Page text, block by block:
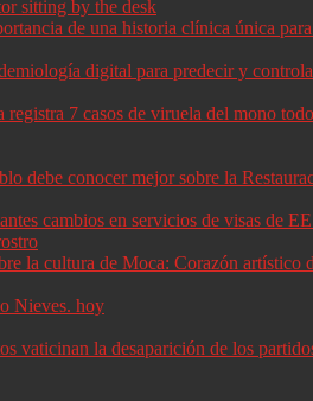
de una historia clínica única
digital para predecir y
registra 7 casos de viruela del mono
debe conocer mejor sobre la
cambios en servicios de visas de
la cultura de Moca: Corazón artístico
Nieves. hoy
vaticinan la desaparición de los